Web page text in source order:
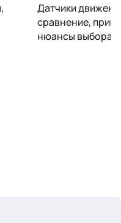
Датчики
сравнение,
нюансы выбора